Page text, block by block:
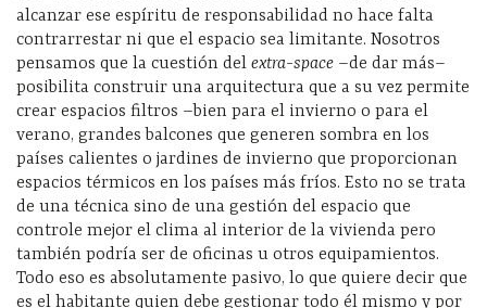
alcanzar ese espíritu de responsabilidad no hace falta
contrarrestar ni que el espacio sea limitante. Nosotros
pensamos que la cuestión del extra-space –de dar más–
posibilita construir una arquitectura que a su vez permite
crear espacios filtros –bien para el invierno o para el
verano, grandes balcones que generen sombra en los
países calientes o jardines de invierno que proporcionan
espacios térmicos en los países más fríos. Esto no se trata
de una técnica sino de una gestión del espacio que
controle mejor el clima al interior de la vivienda pero
también podría ser de oficinas u otros equipamientos.
Todo eso es absolutamente pasivo, lo que quiere decir que
es el habitante quien debe gestionar todo él mismo y por